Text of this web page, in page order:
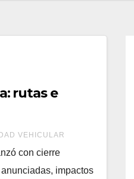
rutas e
VEHICULAR
con cierre
impactos